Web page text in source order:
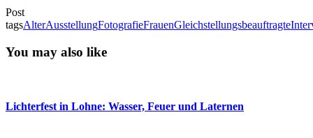
Post
tagsAlterAusstellungFotografieFrauenGleichstellungsbeauftragte
You may also like
Lichterfest in Lohne: Wasser, Feuer und Laternen